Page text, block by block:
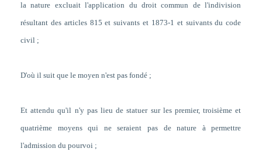
la nature excluait l'application du droit commun de l'indivision
résultant des articles 815 et suivants et 1873-1 et suivants du code
civil;
D'où il suit que le moyen n'est pas fondé ;
Et attendu qu'il n'y pas lieu de statuer sur les premier, troisième et
quatrième moyens qui ne seraient pas de nature à permettre
l'admission du pourvoi ;